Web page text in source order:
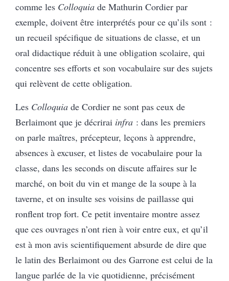
comme les Colloquia de Mathurin Cordier par
exemple, doivent être interprétés pour ce qu’ils sont :
un recueil spécifique de situations de classe, et un
oral didactique réduit à une obligation scolaire, qui
concentre ses efforts et son vocabulaire sur des sujets
qui relèvent de cette obligation.
Les Colloquia de Cordier ne sont pas ceux de
Berlaimont que je décrirai infra : dans les premiers
on parle maîtres, précepteur, leçons à apprendre,
absences à excuser, et listes de vocabulaire pour la
classe, dans les seconds on discute affaires sur le
marché, on boit du vin et mange de la soupe à la
taverne, et on insulte ses voisins de paillasse qui
ronflent trop fort. Ce petit inventaire montre assez
que ces ouvrages n’ont rien à voir entre eux, et qu’il
est à mon avis scientifiquement absurde de dire que
le latin des Berlaimont ou des Garrone est celui de la
langue parlée de la vie quotidienne, précisément